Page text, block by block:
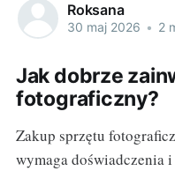
Roksana
30 maj 2026 • 2
Jak dobrze
fotograficzny?
Zakup sprzętu
wymaga doświadczenia